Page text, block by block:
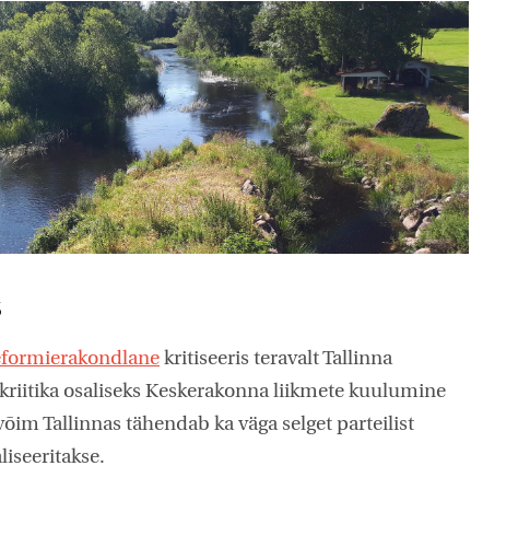
kritiseeris teravalt Tallinna
osaliseks Keskerakonna liikmete kuulumine
Tallinnas tähendab ka väga selget parteilist